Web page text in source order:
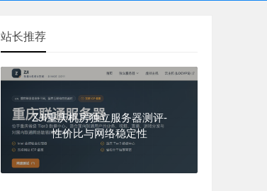
站长推荐
ZJI重庆机房独立服务器测评-
性价比与网络稳定性